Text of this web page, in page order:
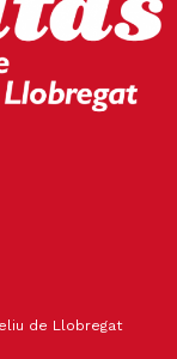
de Llobregat